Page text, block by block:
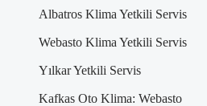
Albatros Klima Yetkili Servis
Webasto Klima Yetkili Servis
Yılkar Yetkili Servis
Kafkas Oto Klima: Webasto